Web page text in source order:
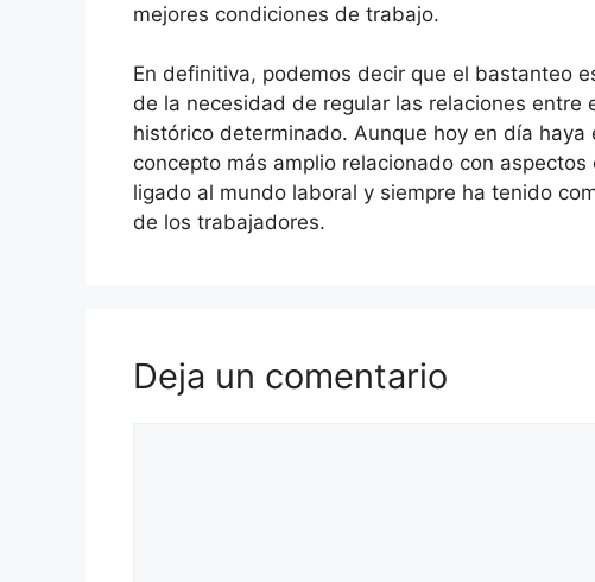
mejores condiciones de trabajo.
En definitiva, podemos decir que el bastanteo
de la necesidad de regular las relaciones
histórico determinado. Aunque hoy en día
concepto más amplio relacionado con
ligado al mundo laboral y siempre ha tenido
de los trabajadores.
Deja un comentario